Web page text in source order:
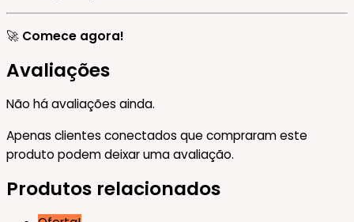
🚀 Comece agora!
Avaliações
Não há avaliações ainda.
Apenas clientes conectados que compraram este
produto podem deixar uma avaliação.
Produtos relacionados